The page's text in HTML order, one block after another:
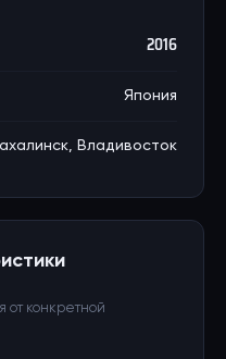
2016
Япония
Владивосток
от конкретной